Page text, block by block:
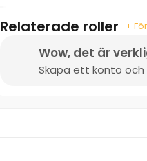
Relaterade roller +
Wow, det är
Skapa ett konto och